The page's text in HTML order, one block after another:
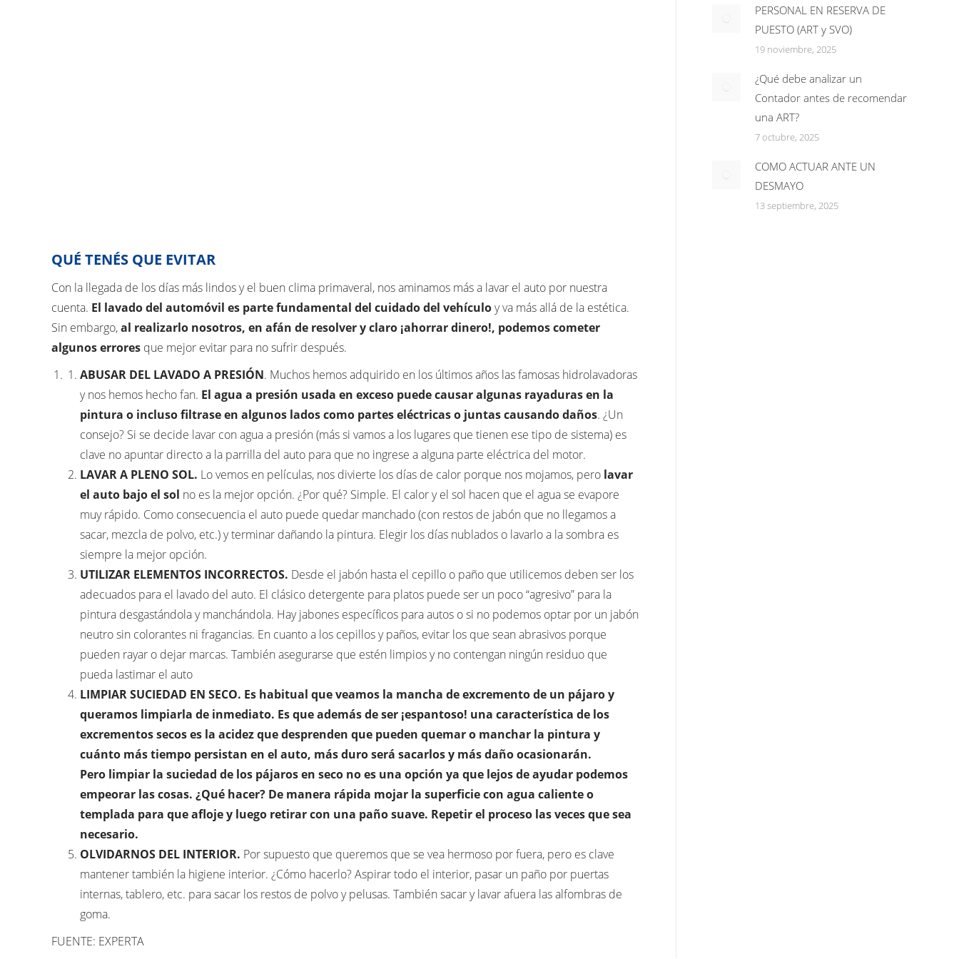
QUÉ TENÉS QUE EVITAR
Con la llegada de los días más lindos y el buen clima primaveral, nos aminamos más a lavar el auto por nuestra
cuenta. El lavado del automóvil es parte fundamental del cuidado del vehículoy va más allá de la estética.
Sin embargo,al realizarlo nosotros, en afán de resolver y claro ¡ahorrar dinero!, podemos cometer
algunos errores que mejor evitar para no sufrir después.
ABUSAR DEL LAVADO A PRESIÓN. Muchos hemos adquirido en los últimos años las famosas hidrolavadoras
y nos hemos hecho fan. El agua a presión usada en exceso puede causar algunas rayaduras en la
pintura o incluso filtrase en algunos lados como partes eléctricas o juntas causando daños. ¿Un
consejo? Si se decide lavar con agua a presión (más si vamos a los lugares que tienen ese tipo de sistema) es
clave no apuntar directo a la parrilla del auto para que no ingrese a alguna parte eléctrica del motor.
LAVAR A PLENO SOL. Lo vemos en películas, nos divierte los días de calor porque nos mojamos, pero lavar
el auto bajo el sol no es la mejor opción. ¿Por qué? Simple. El calor y el sol hacen que el agua se evapore
muy rápido. Como consecuencia el auto puede quedar manchado (con restos de jabón que no llegamos a
sacar, mezcla de polvo, etc.) y terminar dañando la pintura. Elegir los días nublados o lavarlo a la sombra es
siempre la mejor opción.
UTILIZAR ELEMENTOS INCORRECTOS. Desde el jabón hasta el cepillo o paño que utilicemos deben ser los
adecuados para el lavado del auto. El clásico detergente para platos puede ser un poco “agresivo” para la
pintura desgastándola y manchándola. Hay jabones específicos para autos o si no podemos optar por un jabón
neutro sin colorantes ni fragancias. En cuanto a los cepillos y paños, evitar los que sean abrasivos porque
pueden rayar o dejar marcas. También asegurarse que estén limpios y no contengan ningún residuo que
pueda lastimar el auto
LIMPIAR SUCIEDAD EN SECO. Es habitual que veamos la mancha de excremento de un pájaro y
queramos limpiarla de inmediato. Es que además de ser ¡espantoso! una característica de los
excrementos secos es la acidez que desprenden que pueden quemar o manchar la pintura y
cuánto más tiempo persistan en el auto, más duro será sacarlos y más daño ocasionarán.
Pero limpiar la suciedad de los pájaros en seco no es una opción ya que lejos de ayudar podemos
empeorar las cosas. ¿Qué hacer? De manera rápida mojar la superficie con agua caliente o
templada para que afloje y luego retirar con una paño suave. Repetir el proceso las veces que sea
necesario.
OLVIDARNOS DEL INTERIOR. Por supuesto que queremos que se vea hermoso por fuera, pero es clave
mantener también la higiene interior. ¿Cómo hacerlo? Aspirar todo el interior, pasar un paño por puertas
internas, tablero, etc. para sacar los restos de polvo y pelusas. También sacar y lavar afuera las alfombras de
goma.
FUENTE: EXPERTA
PERSONAL EN RESERVA DE
PUESTO (ART y SVO)
19 noviembre, 2025
¿Qué debe analizar un
Contador antes de recomendar
una ART?
7 octubre, 2025
COMO ACTUAR ANTE UN
DESMAYO
13 septiembre, 2025